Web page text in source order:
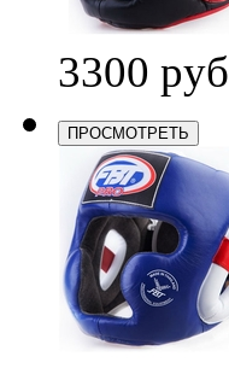
3300 руб
ПРОСМОТРЕТЬ